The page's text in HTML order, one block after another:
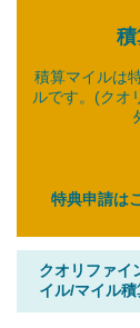
積算マイルは
ルです。(クオ
特典申請は
クオリファイ
イル/マイル積